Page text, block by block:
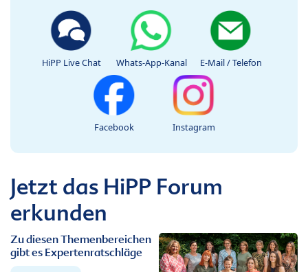
HiPP Live Chat Whats-App-Kanal E-Mail / Telefon
Facebook Instagram
Jetzt das HiPP Forum
erkunden
Zu diesen Themenbereichen
gibt es Expertenratschläge